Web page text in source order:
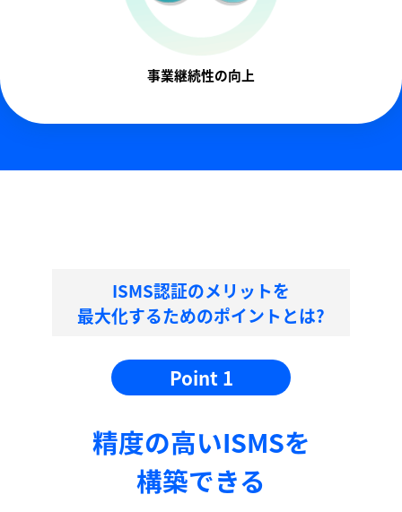
事業継続性の向上
ISMS認証のメリットを
最大化するためのポイントとは?
Point 1
精度の⾼いISMSを
構築できる